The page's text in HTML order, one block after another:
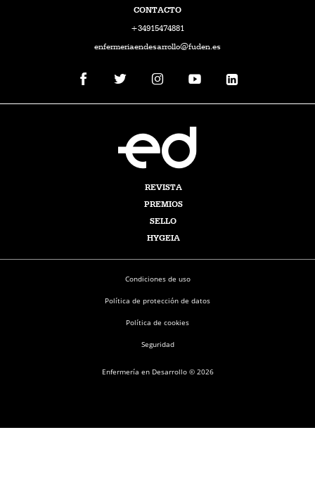
CONTACTO
+34915474881
enfermeriaendesarrollo@fuden.es
REVISTA
PREMIOS
SELLO
HYGEIA
Enfermería en Desarrollo © 2026
Condiciones de uso
Política de protección de datos
Política de cookies
Seguridad